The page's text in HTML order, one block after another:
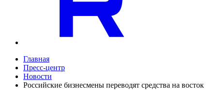
Главная
Пресс-центр
Новости
Российские бизнесмены переводят средства на восток